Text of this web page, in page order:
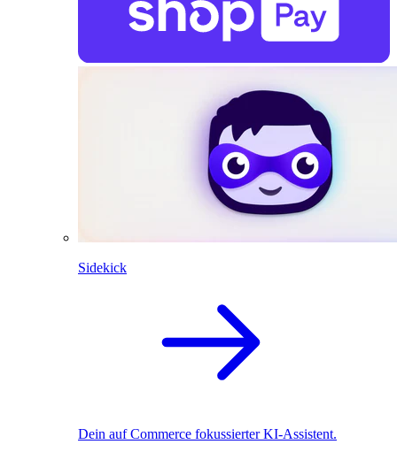
Sidekick
Dein auf Commerce fokussierter KI-Assistent.